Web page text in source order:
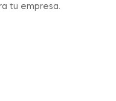
tu empresa.